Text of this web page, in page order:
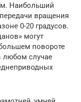
Наибольший
вращения
0-20 градусов.
могут
повороте
любом случае